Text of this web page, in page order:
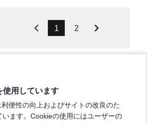
1 2
用しています
便性の向上およびサイトの改良のた
ます。Cookieの使用にはユーザーの